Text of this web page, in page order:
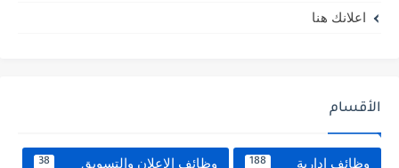
اعلانك هنا
الأقسام
وظائف ادارية 188 وظائف الاعلان والتسويق 38